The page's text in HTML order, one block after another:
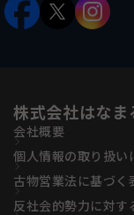
株式会社はなま
会社概要
個人情報の取り扱い
古物営業法に基づく
反社会的勢力に対す